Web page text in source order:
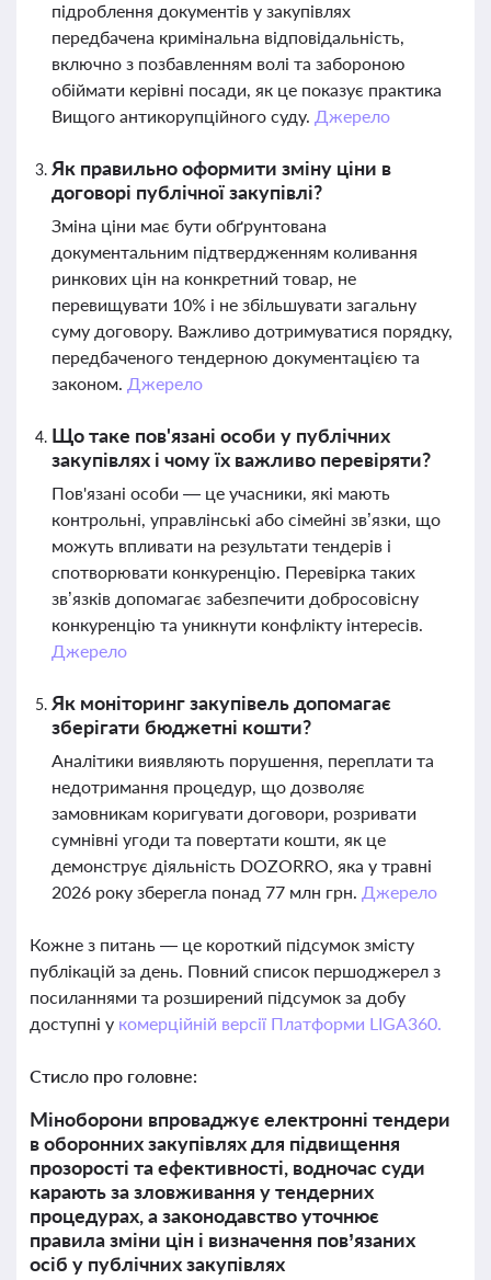
підроблення документів у закупівлях
передбачена кримінальна відповідальність,
включно з позбавленням волі та забороною
обіймати керівні посади, як це показує практика
Вищого антикорупційного суду. Джерело
Як правильно оформити зміну ціни в
договорі публічної закупівлі?
Зміна ціни має бути обґрунтована
документальним підтвердженням коливання
ринкових цін на конкретний товар, не
перевищувати 10% і не збільшувати загальну
суму договору. Важливо дотримуватися порядку,
передбаченого тендерною документацією та
законом. Джерело
Що таке пов'язані особи у публічних
закупівлях і чому їх важливо перевіряти?
Пов'язані особи — це учасники, які мають
контрольні, управлінські або сімейні зв’язки, що
можуть впливати на результати тендерів і
спотворювати конкуренцію. Перевірка таких
зв’язків допомагає забезпечити добросовісну
конкуренцію та уникнути конфлікту інтересів.
Джерело
Як моніторинг закупівель допомагає
зберігати бюджетні кошти?
Аналітики виявляють порушення, переплати та
недотримання процедур, що дозволяє
замовникам коригувати договори, розривати
сумнівні угоди та повертати кошти, як це
демонструє діяльність DOZORRO, яка у травні
2026 року зберегла понад 77 млн грн. Джерело
Кожне з питань — це короткий підсумок змісту
публікацій за день. Повний список першоджерел з
посиланнями та розширений підсумок за добу
доступні у комерційній версії Платформи LIGA360.
Стисло про головне:
Міноборони впроваджує електронні тендери
в оборонних закупівлях для підвищення
прозорості та ефективності, водночас суди
карають за зловживання у тендерних
процедурах, а законодавство уточнює
правила зміни цін і визначення пов’язаних
осіб у публічних закупівлях